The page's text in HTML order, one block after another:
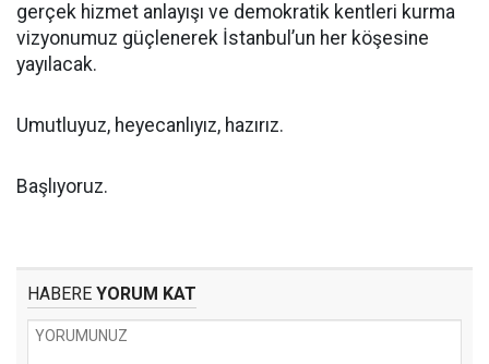
gerçek hizmet anlayışı ve demokratik kentleri kurma
vizyonumuz güçlenerek İstanbul’un her köşesine
yayılacak.
Umutluyuz, heyecanlıyız, hazırız.
Başlıyoruz.
HABERE YORUM KAT